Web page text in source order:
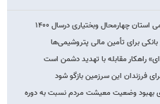
چهارمحال وبختیاری درسال ۱۴۰۰
راهکار مقابله با تهدید دشمن است
فرزندان این سرزمین بازگو شود
بهبود وضعیت معیشت مردم نسبت به دوره